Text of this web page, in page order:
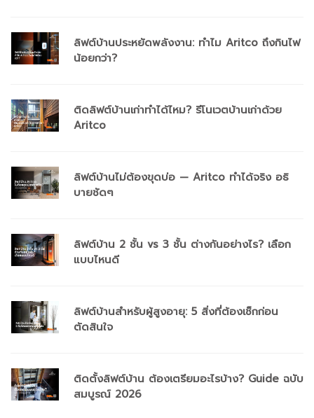
ลิฟต์บ้านประหยัดพลังงาน: ทำไม Aritco ถึงกินไฟ
น้อยกว่า?
ติดลิฟต์บ้านเก่าทำได้ไหม? รีโนเวตบ้านเก่าด้วย
Aritco
ลิฟต์บ้านไม่ต้องขุดบ่อ — Aritco ทำได้จริง อธิ
บายชัดๆ
ลิฟต์บ้าน 2 ชั้น vs 3 ชั้น ต่างกันอย่างไร? เลือก
แบบไหนดี
ลิฟต์บ้านสำหรับผู้สูงอายุ: 5 สิ่งที่ต้องเช็กก่อน
ตัดสินใจ
ติดตั้งลิฟต์บ้าน ต้องเตรียมอะไรบ้าง? Guide ฉบับ
สมบูรณ์ 2026